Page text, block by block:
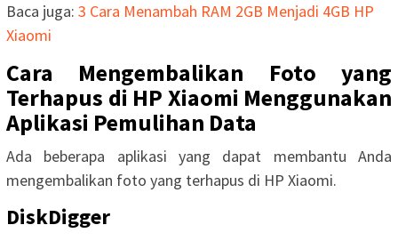
Baca juga: 3 Cara Menambah RAM 2GB Menjadi 4GB HP
Xiaomi
Cara Mengembalikan Foto yang
Terhapus di HP Xiaomi Menggunakan
Aplikasi Pemulihan Data
Ada beberapa aplikasi yang dapat membantu Anda
mengembalikan foto yang terhapus di HP Xiaomi.
DiskDigger